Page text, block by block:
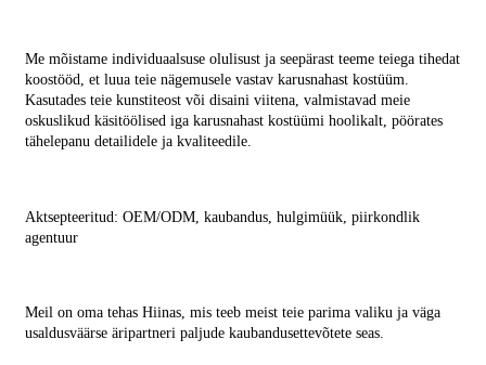
Me mõistame individuaalsuse olulisust ja seepärast teeme teiega tihedat
koostööd, et luua teie nägemusele vastav karusnahast kostüüm.
Kasutades teie kunstiteost või disaini viitena, valmistavad meie
oskuslikud käsitöölised iga karusnahast kostüümi hoolikalt, pöörates
tähelepanu detailidele ja kvaliteedile.
Aktsepteeritud: OEM/ODM, kaubandus, hulgimüük, piirkondlik
agentuur
Meil on oma tehas Hiinas, mis teeb meist teie parima valiku ja väga
usaldusväärse äripartneri paljude kaubandusettevõtete seas.